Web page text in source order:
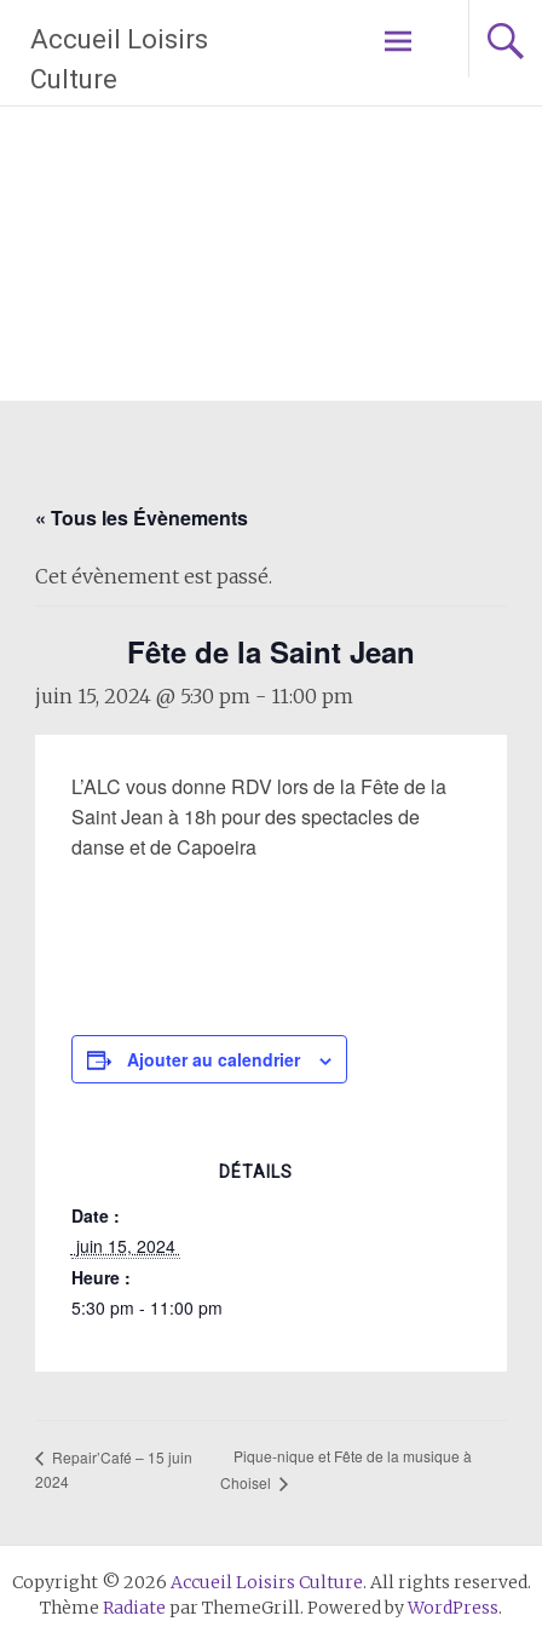
contenu
principal
Accueil Loisirs
Culture
« Tous les Évènements
Cet évènement est passé.
Fête de la Saint Jean
juin 15, 2024 @ 5:30 pm- 11:00 pm
L’ALC vous donne RDV lors de la Fête de la
Saint Jean à 18h pour des spectacles de
danse et de Capoeira
Ajouter au calendrier
DÉTAILS
Date :
juin 15, 2024
Heure :
5:30 pm - 11:00 pm
Repair’Café – 15 juin
2024
Pique-nique et Fête de la musique à
Choisel
Copyright © 2026 Accueil Loisirs Culture. All rights reserved.
Thème Radiate par ThemeGrill. Powered byWordPress.